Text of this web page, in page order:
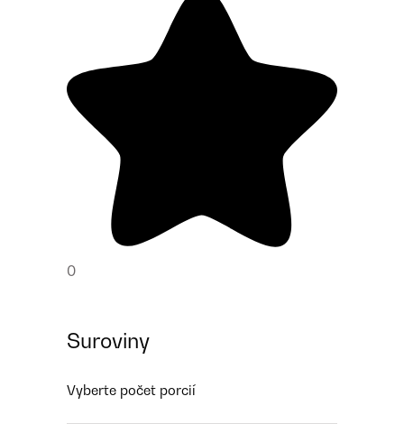
0
Suroviny
Vyberte počet porcií